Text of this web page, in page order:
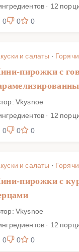
· 12
0
0 0
и салаты ·
пирожки с
Vkysnoe
· 12
0
0 0
и салаты ·
пирожки с
Vkysnoe
· 12
0
0 0